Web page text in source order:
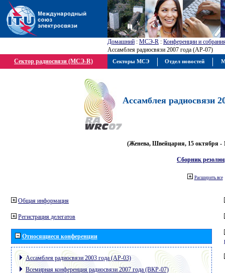
Домашний : МСЭ-R : Конференции и
Ассамблея радиосвязи 2007 года (АР-07)
Сектор радиосвязи (МСЭ-R)
Ассамблея радиосвязи
(Женева, Швейцария, 15 октября -
Сборник
Расширить все
Общая информация
Регистрация делегатов
Относящиеся конференции
Ассамблея радиосвязи 2003 года (АР-03)
Всемирная конференция радиосвязи 2007 года (ВКР-07)
Секторы МСЭ Отдел новостей